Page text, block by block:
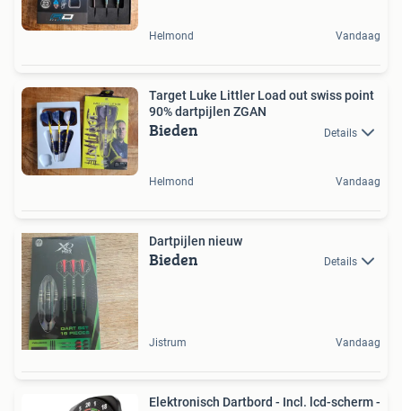
Helmond Vandaag
Target Luke Littler Load out swiss point
90% dartpijlen ZGAN
Bieden Details
Helmond Vandaag
Dartpijlen nieuw
Bieden Details
Jistrum Vandaag
Elektronisch Dartbord - Incl. lcd-scherm -